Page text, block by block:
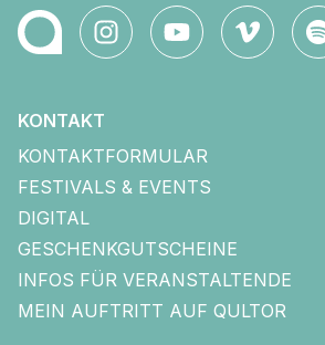
KONTAKT
KONTAKTFORMULAR
FESTIVALS & EVENTS
DIGITAL
GESCHENKGUTSCHEINE
INFOS FÜR VERANSTALTENDE
MEIN AUFTRITT AUF QULTOR